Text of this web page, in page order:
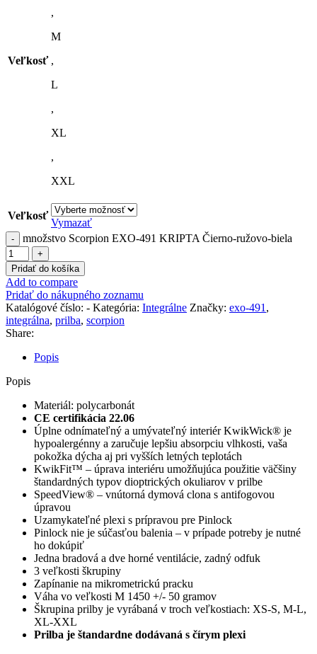
Veľkosť
,
M
,
L
,
XL
,
XXL
Veľkosť
Vymazať
množstvo Scorpion EXO-491 KRIPTA Čierno-ružovo-biela
Pridať do košíka
Add to compare
Pridať do nákupného zoznamu
Katalógové číslo: - Kategória: Integrálne Značky: exo-491 ,
integrálna, prilba, scorpion
Share:
Popis
Popis
Materiál: polycarbonát
CE certifikácia 22.06
Úplne odnímateľný a umývateľný interiérKwikWick® je
hypoalergénny a zaručuje lepšiu absorpciu vlhkosti, vaša
pokožka dýcha aj pri vyšších letných teplotách
KwikFit™ – úprava interiéru umožňujúca použitie väčšiny
štandardných typov dioptrických okuliarov v prilbe
SpeedView® – vnútorná dymová clona s antifogovou
úpravou
Uzamykateľné plexi s prípravou pre Pinlock
Pinlock nie je súčasťou balenia – v prípade potreby je nutné
ho dokúpiť
Jedna bradová a dve horné ventilácie, zadný odfuk
3 veľkosti škrupiny
Zapínanie na mikrometrickú pracku
Váha vo veľkosti M 1450 +/- 50 gramov
Škrupina prilby je vyrábaná v troch veľkostiach: XS-S, M-L,
XL-XXL
Prilba je štandardne dodávaná s čírym plexi